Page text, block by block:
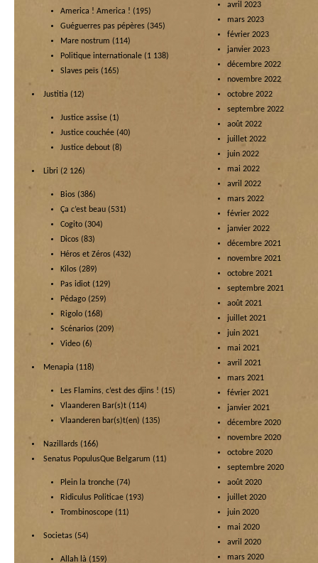
America ! America ! (195)
Guéguerres pas pépères (345)
Mare nostrum (114)
Politique internationale (1 138)
Slaves peïs (165)
Justitia (12)
Justice assise (1)
Justice couchée (40)
Justice debout (8)
Libri (2 126)
Bios (386)
Ça c’est beau (531)
Cogito (304)
Dicos (83)
Héros et Zéros (432)
Kilos (289)
Pas idiot (129)
Pédago (259)
Rigolo (168)
Scénarios (209)
Video (6)
Menapia (118)
Les Flamins, c’est des djins ! (15)
Vlaanderen Bar(s)t (114)
Vlaanderen bar(s)t(en) (135)
Nazillards (166)
Senatus PopulusQue Belgarum (11)
Plein la tronche (74)
Ridiculus Politicae (193)
Trombinoscope (11)
Societas (54)
Allah là (159)
avril 2023
mars 2023
février 2023
janvier 2023
décembre 2022
novembre 2022
octobre 2022
septembre 2022
août 2022
juillet 2022
juin 2022
mai 2022
avril 2022
mars 2022
février 2022
janvier 2022
décembre 2021
novembre 2021
octobre 2021
septembre 2021
août 2021
juillet 2021
juin 2021
mai 2021
avril 2021
mars 2021
février 2021
janvier 2021
décembre 2020
novembre 2020
octobre 2020
septembre 2020
août 2020
juillet 2020
juin 2020
mai 2020
avril 2020
mars 2020